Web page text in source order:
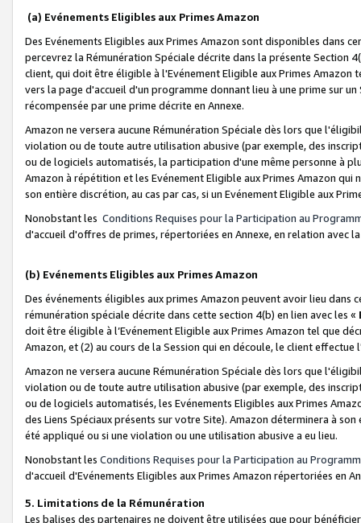
(a) Evénements Eligibles aux Primes Amazon
Des Evénements Eligibles aux Primes Amazon sont disponibles dans
percevrez la Rémunération Spéciale décrite dans la présente Section
client, qui doit être éligible à l'Evénement Eligible aux Primes Amazon
vers la page d'accueil d'un programme donnant lieu à une prime sur
récompensée par une prime décrite en Annexe.
Amazon ne versera aucune Rémunération Spéciale dès lors que
violation ou de toute autre utilisation abusive (par exemple, des
ou de logiciels automatisés, la participation d'une même personne à
Amazon à répétition et les Evénement Eligible aux Primes Amazon qui
son entière discrétion, au cas par cas, si un Evénement Eligible aux
Nonobstant les Conditions Requises pour la Participation au
d'accueil d'offres de primes, répertoriées en Annexe, en relation avec
(b) Evénements Eligibles aux Primes Amazon
Des événements éligibles aux primes Amazon peuvent avoir lieu dans
rémunération spéciale décrite dans cette section 4(b) en lien avec les «
doit être éligible à l’Evénement Eligible aux Primes Amazon tel que
Amazon, et (2) au cours de la Session qui en découle, le client
Amazon ne versera aucune Rémunération Spéciale dès lors que
violation ou de toute autre utilisation abusive (par exemple, des
ou de logiciels automatisés, les Evénements Eligibles aux Primes
des Liens Spéciaux présents sur votre Site). Amazon déterminera à
été appliqué ou si une violation ou une utilisation abusive a eu lieu.
Nonobstant les Conditions Requises pour la Participation au
d'accueil d'Evénements Eligibles aux Primes Amazon répertoriées en
5. Limitations de la Rémunération
Les balises des partenaires ne doivent être utilisées que pour